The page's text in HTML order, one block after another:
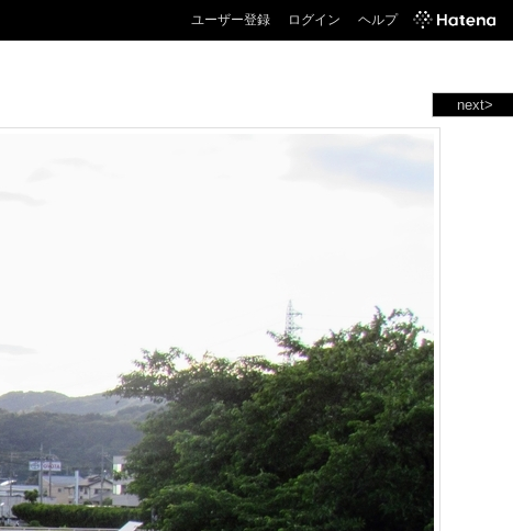
ユーザー登録 ログイン ヘルプ
next>